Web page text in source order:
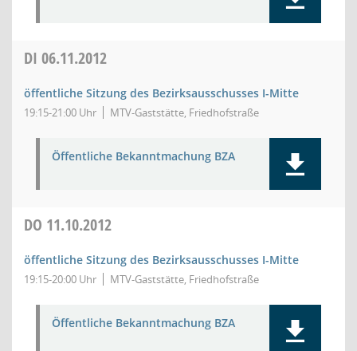
DI 06.11.2012
öffentliche Sitzung des Bezirksausschusses I-Mitte
19:15-21:00 Uhr MTV-Gaststätte, Friedhofstraße
Öffentliche Bekanntmachung BZA
DO 11.10.2012
öffentliche Sitzung des Bezirksausschusses I-Mitte
19:15-20:00 Uhr MTV-Gaststätte, Friedhofstraße
Öffentliche Bekanntmachung BZA